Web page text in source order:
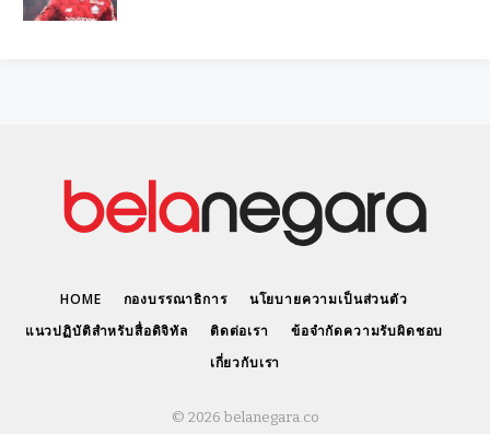
HOME กองบรรณาธิการ
นโยบายความเป็นส่วนตัว
แนวปฏิบัติสำหรับสื่อดิจิทัล
ติดต่อเรา
ข้อจำกัดความรับผิดชอบ
เกี่ยวกับเรา
© 2026 belanegara.co